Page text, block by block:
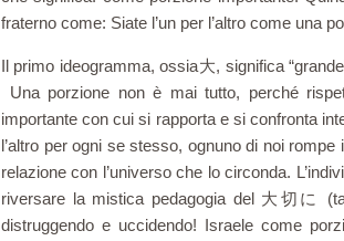
fraterno come: Siate l’un per l’altro come una
Il primo ideogramma, ossia大, significa
Una porzione non è mai tutto, perché
importante con cui si rapporta e si confronta
l’altro per ogni se stesso, ognuno di noi
relazione con l’universo che lo circonda.
riversare la mistica pedagogia del 大切に
distruggendo e uccidendo! Israele come